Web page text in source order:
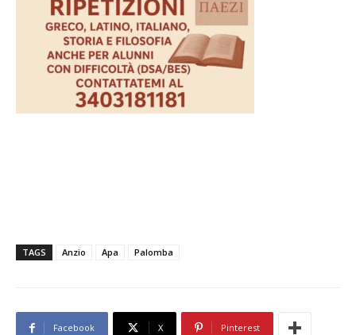
TAGS Anzio Apa Palomba
Facebook X Pinterest